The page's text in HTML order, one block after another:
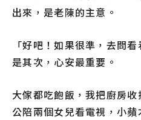
出來，是老陳的主意。
「好吧！如果很準，去問
是其次，心安最重要。
大傢都吃飽飯，我把廚房
公陪兩個女兒看電視，小